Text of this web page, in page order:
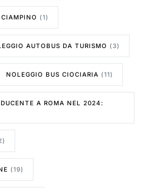
(1)
AUTOBUS DA TURISMO (3)
NOLEGGIO BUS CIOCIARIA (11)
A ROMA NEL 2024:
(19)